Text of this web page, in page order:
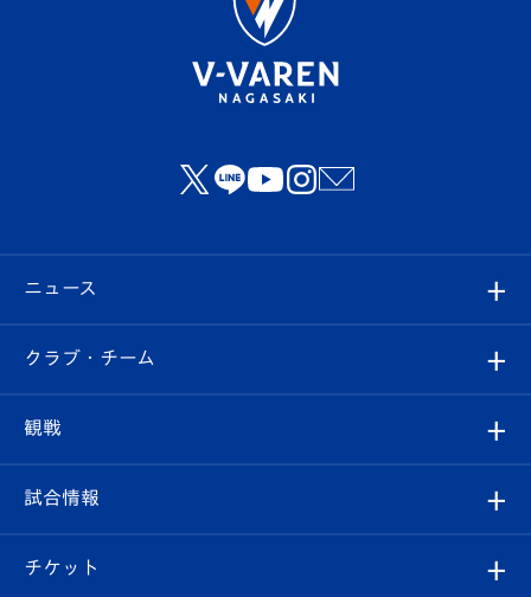
ニュース
すべて
クラブ
試合情報
クラブ・チーム
クラブ概要
観戦
観戦ルール
試合情報
試合日程/結果
チケット